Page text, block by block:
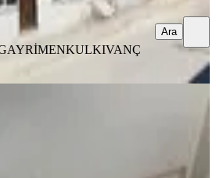
KIVANÇ
Ara
Kiralık Daire